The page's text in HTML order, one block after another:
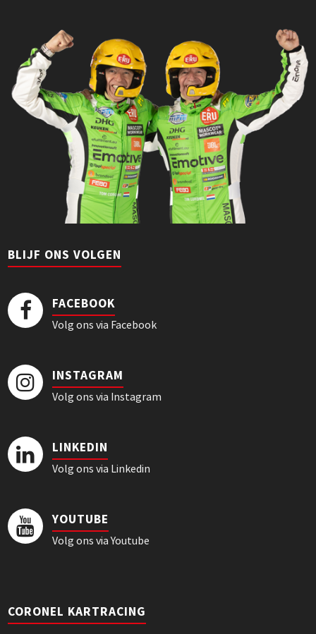
BLIJF ONS VOLGEN
FACEBOOK
Volg ons via Facebook
INSTAGRAM
Volg ons via Instagram
LINKEDIN
Volg ons via Linkedin
YOUTUBE
Volg ons via Youtube
CORONEL KARTRACING